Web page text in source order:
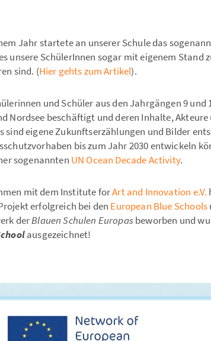
Jahr startete an unserer Schule das
unsere SchülerInnen sogar mit eigenem Stand
sind. (Hier gehts zum Artikel).
und Schüler aus den Jahrgängen 9
Nordsee beschäftigt und deren Inhalte,
sind eigene Zukunftserzählungen und Bilder
bis zum Jahr 2030 entwickeln
sogenannten UN Ocean Decade Activity.
mit dem Institute forArt and Innovation e.V.
erfolgreich bei den European Blue Schools
derBlauen Schulen Europasbeworben und
ausgezeichnet!